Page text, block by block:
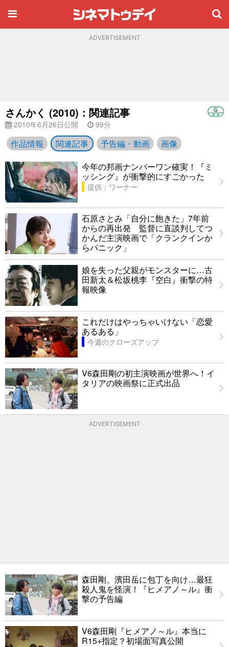
ADVERTISEMENT
さんかく (2010)：関連記事
2010年6月26日公開 99分
作品情報 関連記事 予告編・動画
画像
今年の邦画ナンバーワン確実！『ミ
ッシング』が衝撃的にすごかった
提供：ワーナー
石原さとみ「自分に飽きた」7年前
からの再出発 監督に直談判してつ
かんだ主演映画で「クランクインか
らパニック」
娘を失った父親がモンスターに…古
田新太＆松坂桃李『空白』衝撃の特
報映像
これだけはやっちゃいけない「恋愛
あるある」
今週のクローズアップ
V6森田剛の初主演映画が世界へ！イ
タリアの映画祭に正式出品
ADVERTISEMENT
森田剛、濱田岳に包丁を向け…最狂
殺人鬼を怪演！『ヒメアノ～ル』衝
撃の予告編
V6森田剛『ヒメアノ～ル』本当に
R15+指定？初場面写真公開